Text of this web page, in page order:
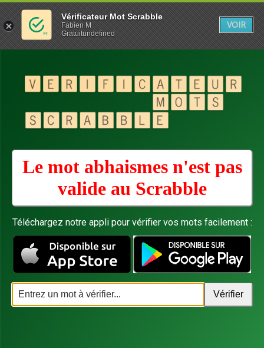
Le mot abhaismes n'est pas
valide au Scrabble
Téléchargez notre appli pour vérifier vos mots facilement :
Vérificateur Mot Scrabble
Fabien M
Gratuitundefined
VOIR